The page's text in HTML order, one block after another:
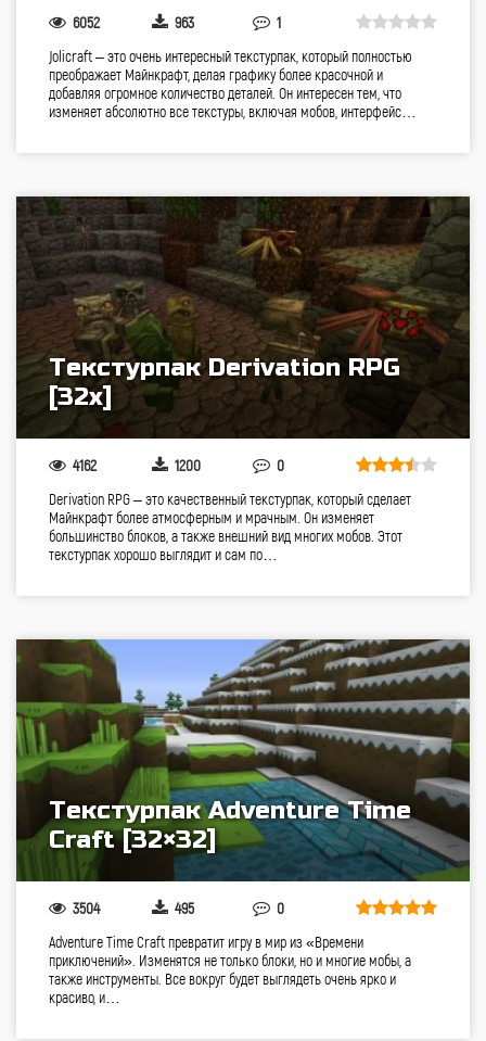
6052 963 1
Jolicraft – это очень интересный текстурпак, который полностью
преображает Майнкрафт, делая графику более красочной и
добавляя огромное количество деталей. Он интересен тем, что
изменяет абсолютно все текстуры, включая мобов, интерфейс…
Текстурпак Derivation RPG
[32x]
4162 1200 0
Derivation RPG – это качественный текстурпак, который сделает
Майнкрафт более атмосферным и мрачным. Он изменяет
большинство блоков, а также внешний вид многих мобов. Этот
текстурпак хорошо выглядит и сам по…
Текстурпак Adventure Time
Craft [32×32]
3504 495 0
Adventure Time Craft превратит игру в мир из «Времени
приключений». Изменятся не только блоки, но и многие мобы, а
также инструменты. Все вокруг будет выглядеть очень ярко и
красиво, и…